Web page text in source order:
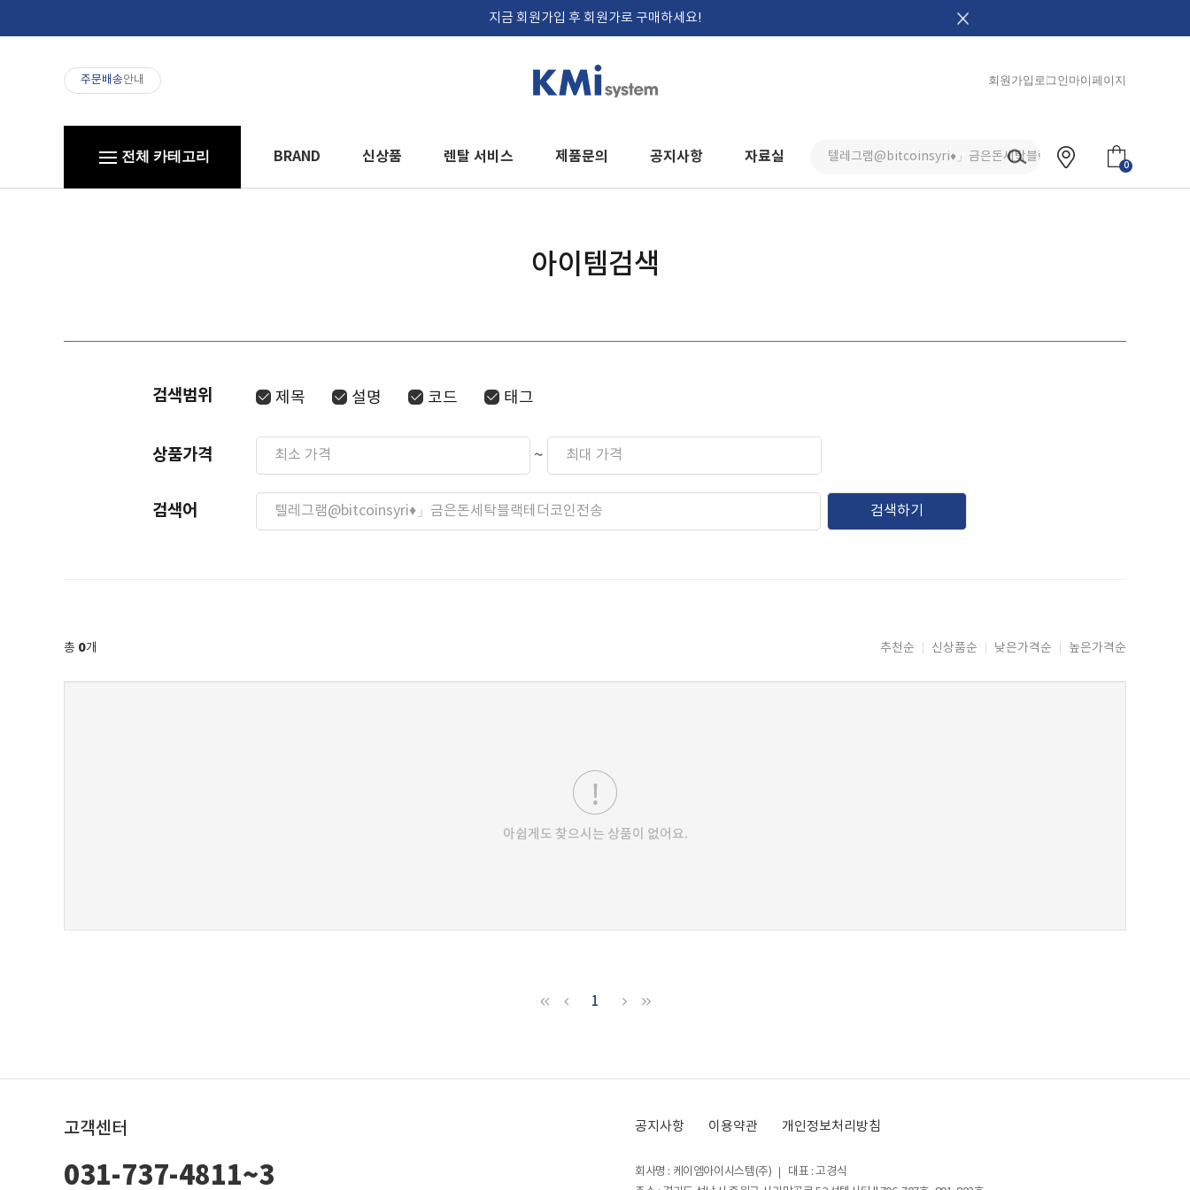
지금 회원가입 후 회원가로 구매하세요!
주문배송안내 회원가입 로그인 마이페이지
전체 카테고리 BRAND 신상품 렌탈 서비스 제품문의 공지사항 자료실 0
아이템검색
검색범위 제목 설명 코드 태그
상품가격 ~
검색어 검색하기
총 0개 추천순 신상품순 낮은가격순 높은가격순
아쉽게도 찾으시는 상품이 없어요.
1
고객센터
031-737-4811~3
공지사항 이용약관 개인정보처리방침
회사명 : 케이엠아이시스템(주)
대표 : 고경식